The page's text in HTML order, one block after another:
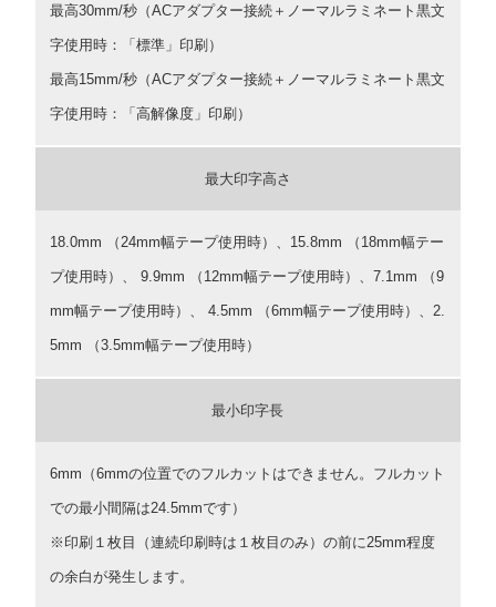
最高30mm/秒（ACアダプター接続＋ノーマルラミネート黒文
字使用時：「標準」印刷）
最高15mm/秒（ACアダプター接続＋ノーマルラミネート黒文
字使用時：「高解像度」印刷）
最大印字高さ
18.0mm （24mm幅テープ使用時）、15.8mm （18mm幅テー
プ使用時）、 9.9mm （12mm幅テープ使用時）、7.1mm （9
mm幅テープ使用時）、 4.5mm （6mm幅テープ使用時）、2.
5mm （3.5mm幅テープ使用時）
最小印字長
6mm（6mmの位置でのフルカットはできません。フルカット
での最小間隔は24.5mmです）
※印刷１枚目（連続印刷時は１枚目のみ）の前に25mm程度
の余白が発生します。